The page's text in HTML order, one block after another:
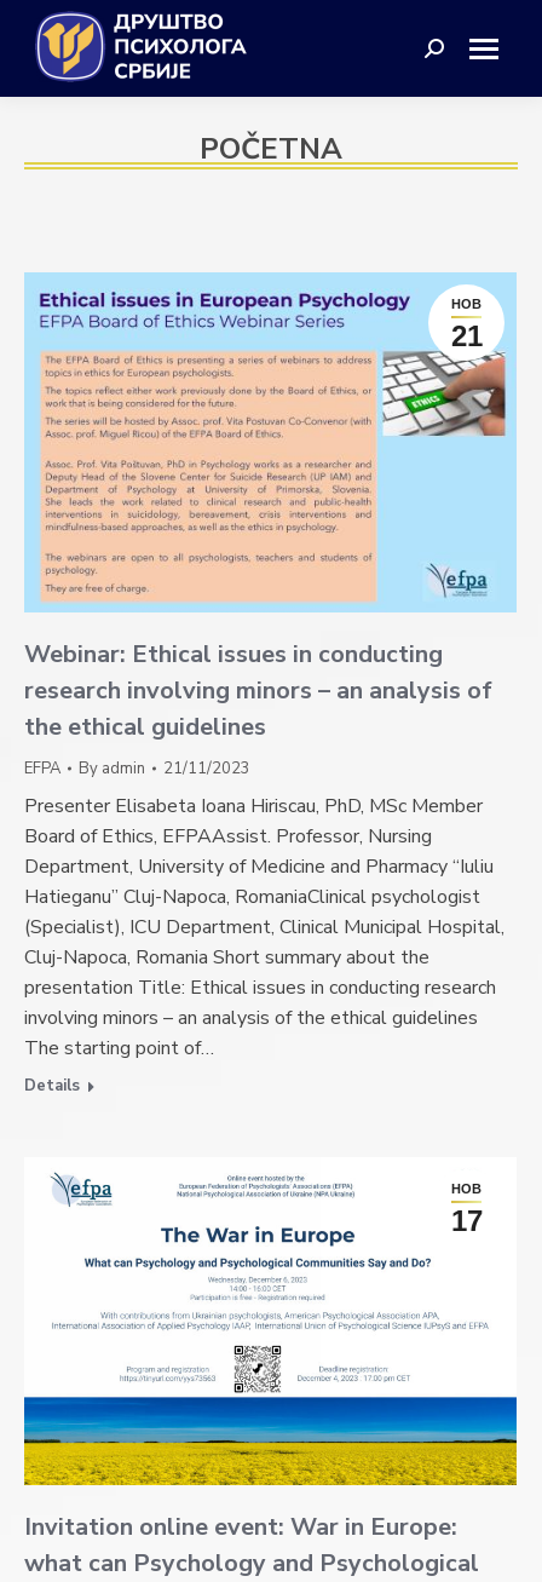
Search:
POČETNA
НОВ
21
Webinar: Ethical issues in conducting
research involving minors – an analysis of
the ethical guidelines
EFPA By admin 21/11/2023
Presenter Elisabeta Ioana Hiriscau, PhD, MSc Member
Board of Ethics, EFPAAssist. Professor, Nursing
Department, University of Medicine and Pharmacy “Iuliu
Hatieganu” Cluj-Napoca, RomaniaClinical psychologist
(Specialist), ICU Department, Clinical Municipal Hospital,
Cluj-Napoca, Romania Short summary about the
presentation Title: Ethical issues in conducting research
involving minors – an analysis of the ethical guidelines
The starting point of…
Details
НОВ
17
Invitation online event: War in Europe:
what can Psychology and Psychological